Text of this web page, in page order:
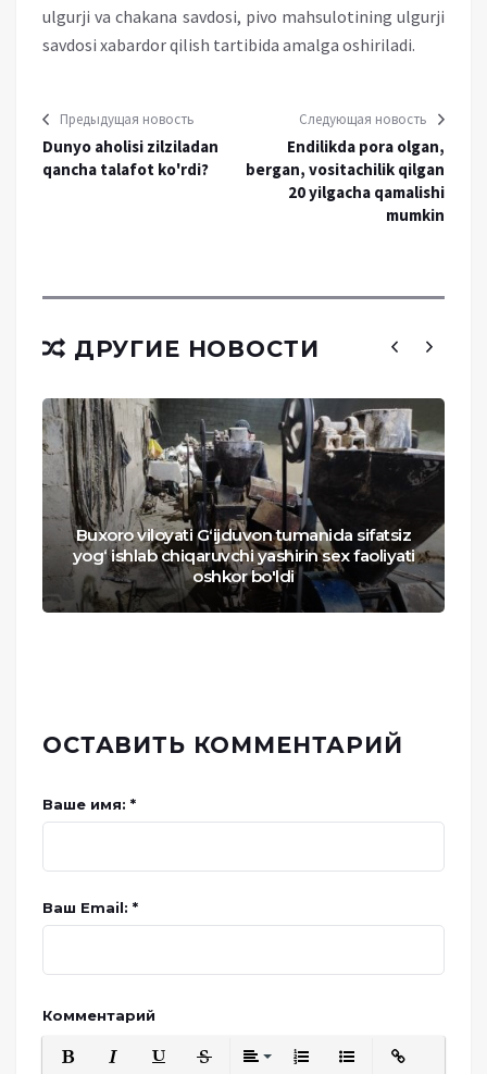
ulgurji va chakana savdosi, pivo mahsulotining ulgurji
savdosi xabardor qilish tartibida amalga oshiriladi.
Предыдущая новость
Dunyo aholisi zilziladan
qancha talafot ko'rdi?
Следующая новость
Endilikda pora olgan,
bergan, vositachilik qilgan
20 yilgacha qamalishi
mumkin
ДРУГИЕ НОВОСТИ
Buxoro viloyati Gʻijduvon tumanida sifatsiz
yog‘ ishlab chiqaruvchi yashirin sex faoliyati
oshkor bo'ldi
ОСТАВИТЬ КОММЕНТАРИЙ
Ваше имя: *
Ваш Email: *
Комментарий